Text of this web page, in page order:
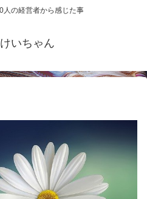
人の経営者から感じた事
いちゃん